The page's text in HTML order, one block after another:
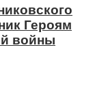
Героям
войны